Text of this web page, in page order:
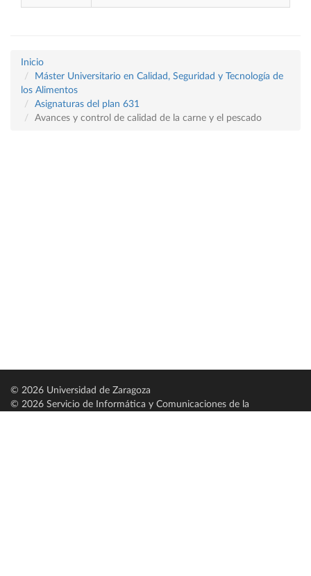
Inicio
Máster Universitario en Calidad, Seguridad y Tecnología de
los Alimentos
Asignaturas del plan 631
Avances y control de calidad de la carne y el pescado
© 2026 Universidad de Zaragoza
© 2026 Servicio de Informática y Comunicaciones de la